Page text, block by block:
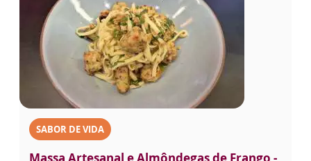
SABOR DE VIDA
Massa Artesanal e Almôndegas de Frango -